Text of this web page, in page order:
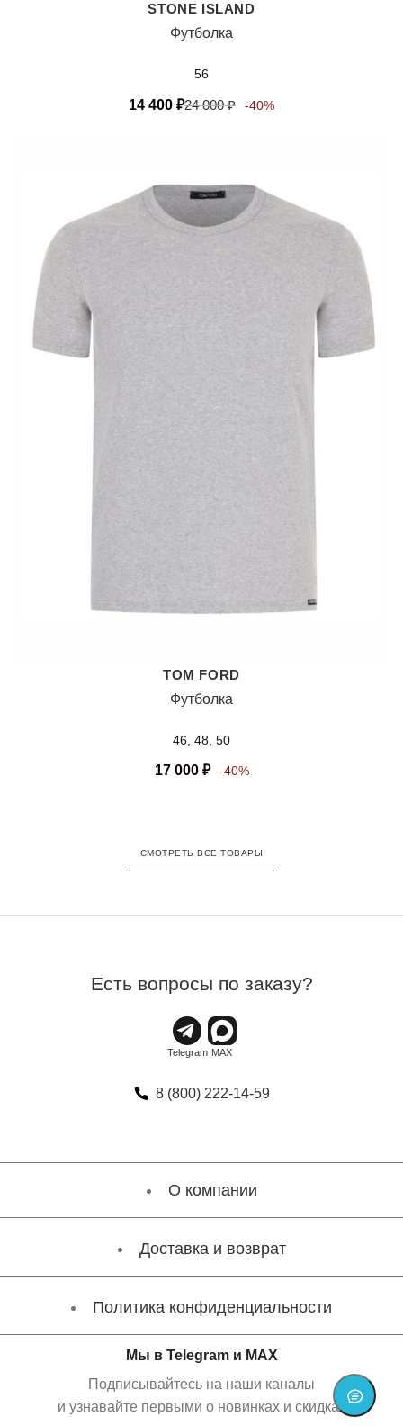
STONE ISLAND
Футболка
56
14 400 ₽24 000₽ -40%
TOM FORD
Футболка
46, 48, 50
17 000 ₽ -40%
СМОТРЕТЬ ВСЕ ТОВАРЫ
Есть вопросы по заказу?
8 (800) 222-14-59
О компании
Доставка и возврат
Политика конфиденциальности
Мы в Telegram и MAX
Подписывайтесь на наши каналы
и узнавайте первыми о новинках и скидках